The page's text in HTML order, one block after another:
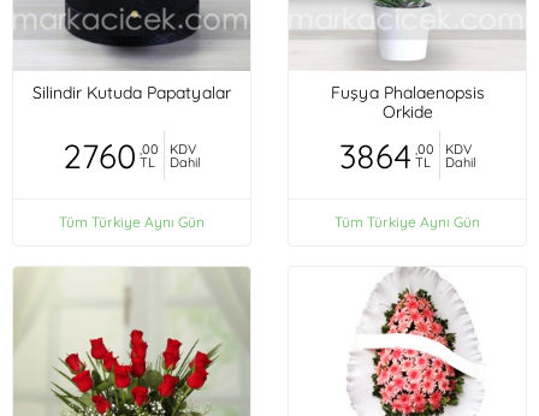
Silindir Kutuda Papatyalar
2760 ,00
TL
KDV
Dahil
Tüm Türkiye Aynı Gün
Fuşya Phalaenopsis
Orkide
3864 ,00
TL
KDV
Dahil
Tüm Türkiye Aynı Gün